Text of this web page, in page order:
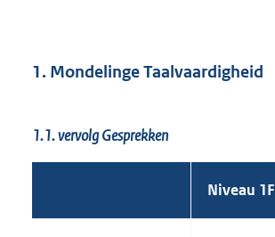
1. Mondelinge Taalvaardigheid
1.1. vervolg Gesprekken
Niveau 1F